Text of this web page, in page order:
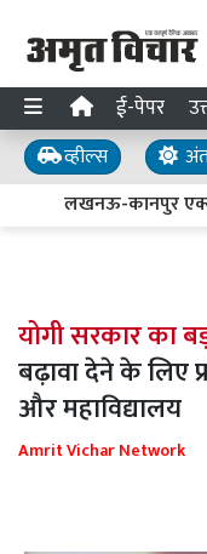
ई-पेपर
व्हील्स
लखनऊ-कानपुर
योगी सरकार का
बढ़ावा देने के लिए
और महाविद्यालय
Amrit Vichar Network